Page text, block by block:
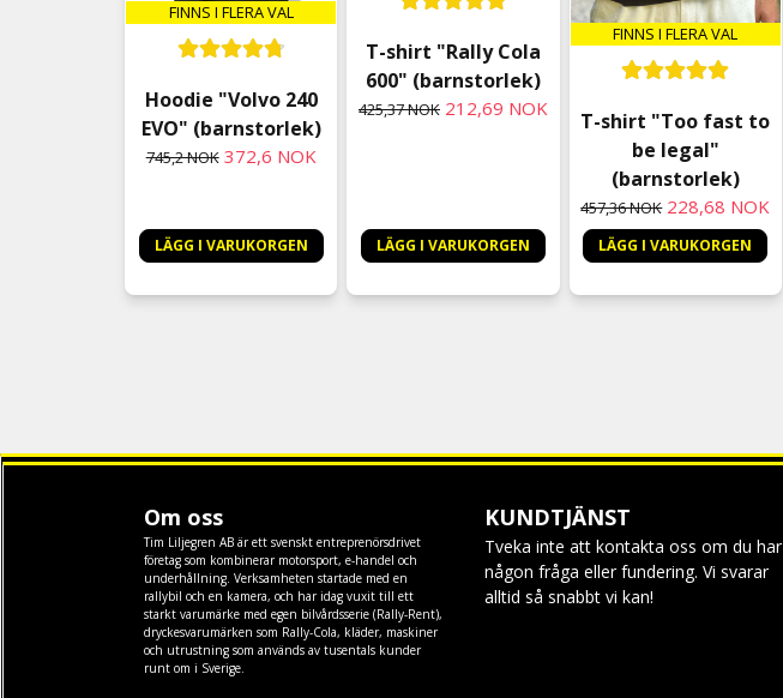
FINNS I FLERA VAL
Hoodie "Volvo 240
EVO" (barnstorlek)
745,2 NOK 372,6 NOK
LÄGG I VARUKORGEN
T-shirt "Rally Cola
600" (barnstorlek)
425,37 NOK 212,69 NOK
LÄGG I VARUKORGEN
FINNS I FLERA VAL
T-shirt "Too fast to
be legal"
(barnstorlek)
457,36 NOK 228,68 NOK
LÄGG I VARUKORGEN
Om oss
Tim Liljegren AB är ett svenskt entreprenörsdrivet
företag som kombinerar motorsport, e-handel och
underhållning. Verksamheten startade med en
rallybil och en kamera, och har idag vuxit till ett
starkt varumärke med egen bilvårdsserie (Rally-Rent),
dryckesvarumärken som Rally-Cola, kläder, maskiner
och utrustning som används av tusentals kunder
runt om i Sverige.
KUNDTJÄNST
Tveka inte att kontakta oss om du har
någon fråga eller fundering. Vi svarar
alltid så snabbt vi kan!